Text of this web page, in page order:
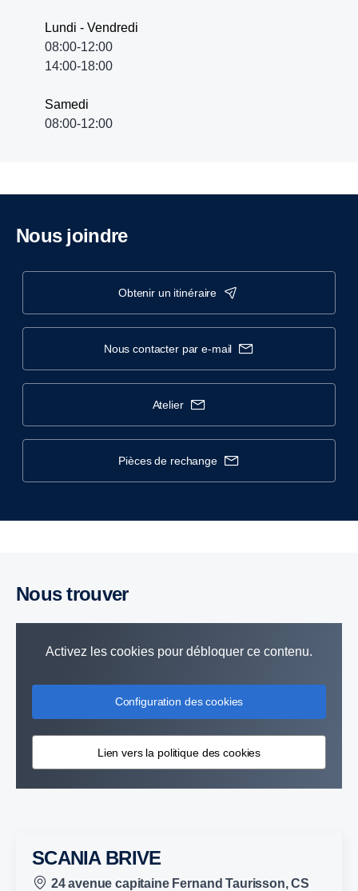
Lundi - Vendredi
08:00-12:00
14:00-18:00
Samedi
08:00-12:00
Nous joindre
obtenir un itinéraire
nous contacter par e-mail
atelier
pièces de rechange
Nous trouver
Activez les cookies pour débloquer ce contenu.
Configuration des cookies
Lien vers la politique des cookies
SCANIA BRIVE
24 avenue capitaine Fernand Taurisson, CS